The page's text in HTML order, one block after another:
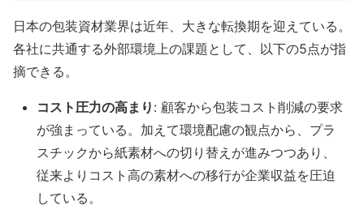
日本の包装資材業界は近年、大きな転換期を迎えている。
各社に共通する外部環境上の課題として、以下の5点が指
摘できる。
コスト圧力の高まり : 顧客から包装コスト削減の要求
が強まっている。加えて環境配慮の観点から、プラ
スチックから紙素材への切り替えが進みつつあり、
従来よりコスト高の素材への移行が企業収益を圧迫
している。